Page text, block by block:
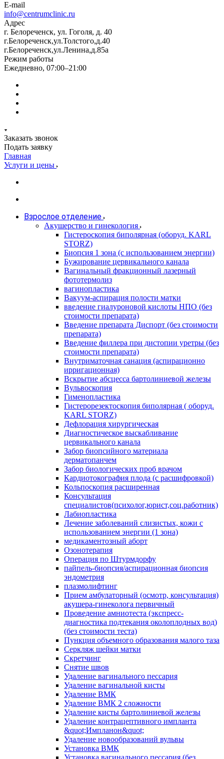
E-mail
info@centrumclinic.ru
Адрес
г. Белореченск, ул. Гоголя, д. 40
г.Белореченск,ул.Толстого,д.40
г.Белореченск,ул.Ленина,д.85а
Режим работы
Ежедневно, 07:00–21:00
Заказать звонок
Подать заявку
Главная
Услуги и цены
Взрослое отделение
Акушерство и гинекология
Гистероскопия биполярная (оборуд. KARL
STORZ)
Биопсия 1 зона (с использованием энергии)
Бужирование цервикального канала
Вагинальный фракционный лазерный
фототермолиз
вагинопластика
Вакуум-аспирация полости матки
введение гиалуроновой кислоты НПО (без
стоимости препарата)
Введение препарата Диспорт (без стоимости
препарата)
Введение филлера при дистопии уретры (без
стоимости препарата)
Внутриматочная санация (аспирационно
ирригационная)
Вскрытие абсцесса бартолиниевой железы
Вульвоскопия
Гименопластика
Гистерорезектоскопия биполярная ( оборуд.
KARL STORZ)
Дефлорация хирургическая
Диагностическое выскабливание
цервикального канала
Забор биопсийного материала
дерматопанчем
Забор биологических проб врачом
Кардиотокография плода (с расшифровкой)
Кольпоскопия расширенная
Консультация
специалистов(психолог,юрист,соц.работник)
Лабиопластика
Лечение заболеваний слизистых, кожи с
использованием энергии (1 зона)
медикаментозный аборт
Озонотерапия
Операция по Штурмдорфу
пайпель-биопсия/аспирационная биопсия
эндометрия
плазмолифтинг
Прием амбулаторный (осмотр, консультация)
акушера-гинеколога первичный
Проведение амниотеста (экспресс-
диагностика подтекания околоплодных вод)
(без стоимости теста)
Пункция объемного образования малого таза
Серкляж шейки матки
Скретчинг
Снятие швов
Удаление вагинального пессария
Удаление вагинальной кисты
Удаление ВМК
Удаление ВМК 2 сложности
Удаление кисты бартолиниевой железы
Удаление контрацептивного импланта
&quot;Импланон&quot;
Удаление новообразований вульвы
Установка ВМК
Установка вагинального пессария (без